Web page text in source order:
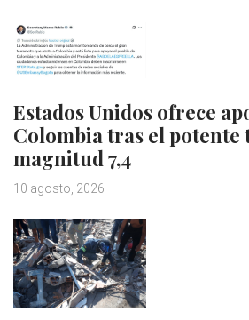
Estados Unidos ofrece
Colombia tras el potente
magnitud 7,4
10 agosto, 2026